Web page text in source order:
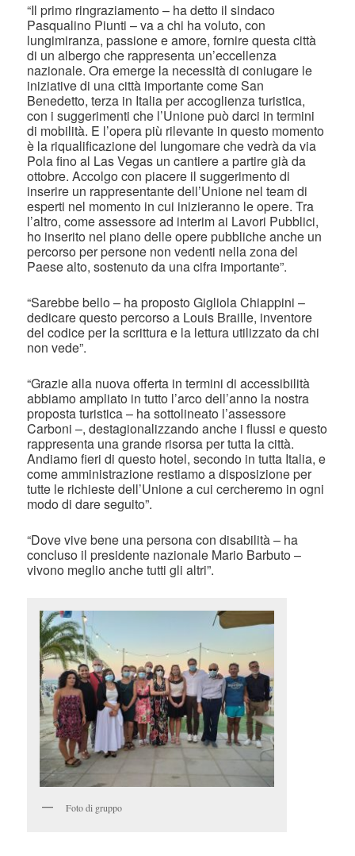
“Il primo ringraziamento – ha detto il sindaco
Pasqualino Piunti – va a chi ha voluto, con
lungimiranza, passione e amore, fornire questa città
di un albergo che rappresenta un’eccellenza
nazionale. Ora emerge la necessità di coniugare le
iniziative di una città importante come San
Benedetto, terza in Italia per accoglienza turistica,
con i suggerimenti che l’Unione può darci in termini
di mobilità. E l’opera più rilevante in questo momento
è la riqualificazione del lungomare che vedrà da via
Pola fino al Las Vegas un cantiere a partire già da
ottobre. Accolgo con piacere il suggerimento di
inserire un rappresentante dell’Unione nel team di
esperti nel momento in cui inizieranno le opere. Tra
l’altro, come assessore ad interim ai Lavori Pubblici,
ho inserito nel piano delle opere pubbliche anche un
percorso per persone non vedenti nella zona del
Paese alto, sostenuto da una cifra importante”.
“Sarebbe bello – ha proposto Gigliola Chiappini –
dedicare questo percorso a Louis Braille, inventore
del codice per la scrittura e la lettura utilizzato da chi
non vede”.
“Grazie alla nuova offerta in termini di accessibilità
abbiamo ampliato in tutto l’arco dell’anno la nostra
proposta turistica – ha sottolineato l’assessore
Carboni –, destagionalizzando anche i flussi e questo
rappresenta una grande risorsa per tutta la città.
Andiamo fieri di questo hotel, secondo in tutta Italia, e
come amministrazione restiamo a disposizione per
tutte le richieste dell’Unione a cui cercheremo in ogni
modo di dare seguito”.
“Dove vive bene una persona con disabilità – ha
concluso il presidente nazionale Mario Barbuto –
vivono meglio anche tutti gli altri”.
Foto di gruppo